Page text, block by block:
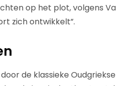
op het plot, volgens
zich ontwikkelt”.
de klassieke